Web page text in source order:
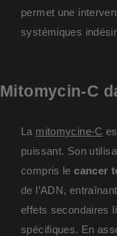
permet une
systémiques
Mitomycin-C
La mitomycine-C
puissant. Son
compris lecancer
de l’ADN,
effets secondaires
spécifiques. En